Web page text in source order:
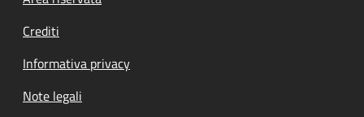
Crediti
Informativa privacy
Note legali